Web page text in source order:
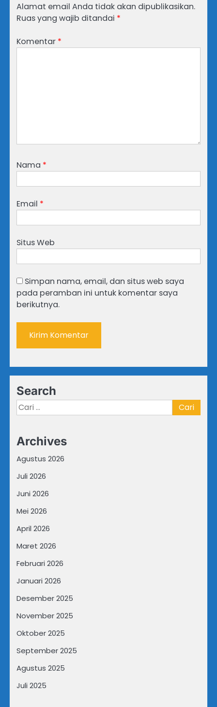
Alamat email Anda tidak akan dipublikasikan.
Ruas yang wajib ditandai *
Komentar *
Nama *
Email *
Situs Web
Simpan nama, email, dan situs web saya
pada peramban ini untuk komentar saya
berikutnya.
Search
Cari
untuk:
Archives
Agustus 2026
Juli 2026
Juni 2026
Mei 2026
April 2026
Maret 2026
Februari 2026
Januari 2026
Desember 2025
November 2025
Oktober 2025
September 2025
Agustus 2025
Juli 2025